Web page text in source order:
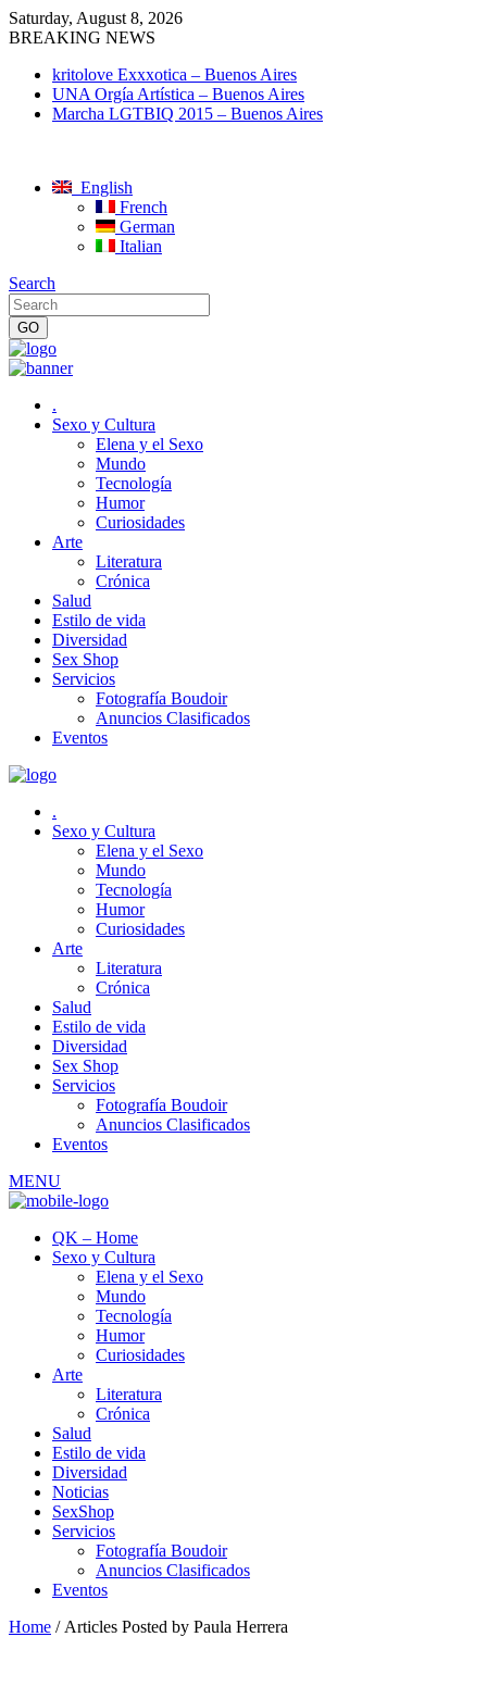
Saturday, August 8, 2026
BREAKING NEWS
kritolove Exxxotica – Buenos Aires
UNA Orgía Artística – Buenos Aires
Marcha LGTBIQ 2015 – Buenos Aires
English
French
German
Italian
Search
.
Sexo y Cultura
Elena y el Sexo
Mundo
Tecnología
Humor
Curiosidades
Arte
Literatura
Crónica
Salud
Estilo de vida
Diversidad
Sex Shop
Servicios
Fotografía Boudoir
Anuncios Clasificados
Eventos
.
Sexo y Cultura
Elena y el Sexo
Mundo
Tecnología
Humor
Curiosidades
Arte
Literatura
Crónica
Salud
Estilo de vida
Diversidad
Sex Shop
Servicios
Fotografía Boudoir
Anuncios Clasificados
Eventos
MENU
QK – Home
Sexo y Cultura
Elena y el Sexo
Mundo
Tecnología
Humor
Curiosidades
Arte
Literatura
Crónica
Salud
Estilo de vida
Diversidad
Noticias
SexShop
Servicios
Fotografía Boudoir
Anuncios Clasificados
Eventos
Home / Articles Posted by Paula Herrera